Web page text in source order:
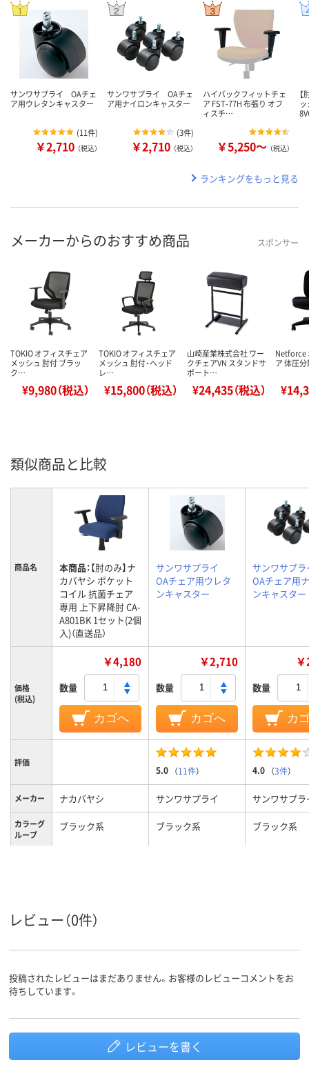
サンワサプライ OAチェ
ア用ウレタンキャスター
(11件)
￥2,710 （税込）
サンワサプライ OAチェ
ア用ナイロンキャスター
(3件)
￥2,710 （税込）
ハイバックフィットチェ
ア FST-77H 布張り オフ
ィスチ…
￥5,250～ （税込）
ランキングをもっと見る
メーカーからのおすすめ商品 スポンサー
TOKIO オフィスチェア
メッシュ 肘付 ブラッ
ク…
¥9,980（税込）
TOKIO オフィスチェア
メッシュ 肘付・ヘッド
レ…
¥15,800（税込）
山崎産業株式会社 ワー
クチェアVN スタンドサ
ポート…
¥24,435（税込）
Netforce
ア 体圧
類似商品と比較
商品名 本商品：【肘のみ】ナ
カバヤシ ポケット
コイル 抗菌チェア
専用 上下昇降肘 CA-
A801BK 1セット(2個
入)（直送品）
サンワサプライ
OAチェア用ウレタ
ンキャスター
サンワサプ
OAチェア用
ンキャスター
価格
(税込)
￥4,180
数量
カゴへ
￥2,710
数量
カゴへ
数量
カ
評価
5.0 （11件） 4.0 （3件）
メーカー ナカバヤシ サンワサプライ サンワサプラ
カラーグ
ループ
ブラック系 ブラック系 ブラック系
レビュー（0件）
投稿されたレビューはまだありません。お客様のレビューコメントをお
待ちしています。
レビューを書く